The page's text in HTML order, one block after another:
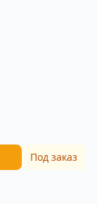
Под заказ